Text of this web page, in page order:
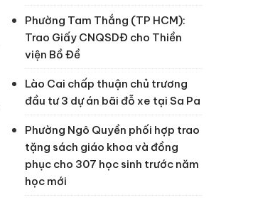
Phường Tam Thắng (TP HCM):
Trao Giấy CNQSDĐ cho Thiền
viện Bồ Đề
Lào Cai chấp thuận chủ trương
đầu tư 3 dự án bãi đỗ xe tại Sa Pa
Phường Ngô Quyền phối hợp trao
tặng sách giáo khoa và đồng
phục cho 307 học sinh trước năm
học mới